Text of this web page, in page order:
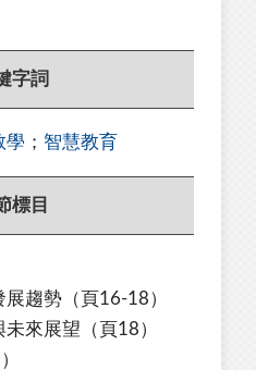
字詞
學 ； 智慧教育
標目
展趨勢 （頁 16-18）
未來展望 （頁 18）
）